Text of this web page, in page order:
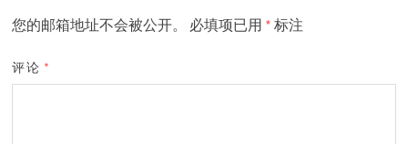
您的邮箱地址不会被公开。 必填项已用 * 标注
评论 *